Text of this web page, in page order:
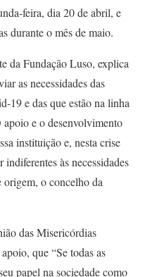
feira, dia 20 de abril, e
durante o mês de maio.
da Fundação Luso, explica
as necessidades das
19 e das que estão na linha
e o desenvolvimento
instituição e, nesta crise
às necessidades
origem, o concelho da
das Misericórdias
que “Se todas as
papel na sociedade como